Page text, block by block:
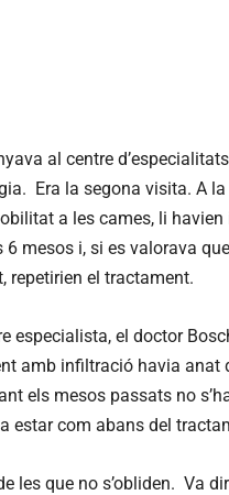
al centre d’especialitats
Era la segona visita. A
a les cames, li
mesos i, si es valorava
el tractament.
especialista, el doctor
amb infiltració havia anat
els mesos passats no
estar com abans del
les que no s’obliden. Va